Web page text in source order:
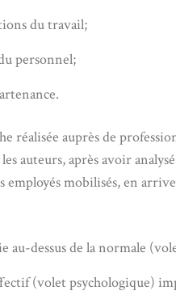
du travail;
personnel;
réalisée auprès de
les auteurs, après avoir
employés mobilisés, en
au-dessus de la normale
(volet psychologique)